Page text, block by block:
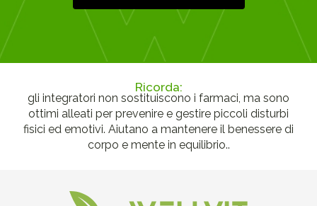
Ricorda:
gli integratori non sostituiscono i farmaci, ma sono
ottimi alleati per prevenire e gestire piccoli disturbi
fisici ed emotivi. Aiutano a mantenere il benessere di
corpo e mente in equilibrio..